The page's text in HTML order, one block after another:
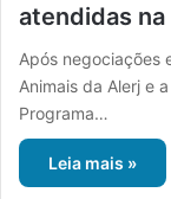
atendidas
Após negociações
Animais da Alerj e
Programa…
Leia mais »